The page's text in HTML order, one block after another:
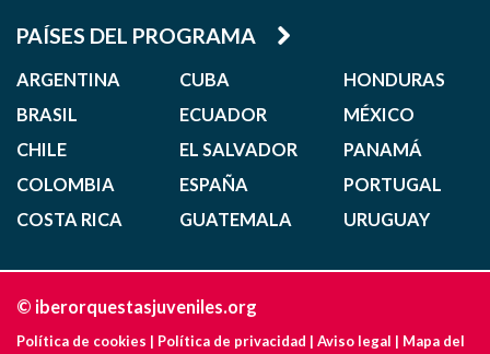
PAÍSES DEL PROGRAMA
ARGENTINA
BRASIL
CHILE
COLOMBIA
COSTA RICA
CUBA
ECUADOR
EL SALVADOR
ESPAÑA
GUATEMALA
HONDURAS
MÉXICO
PANAMÁ
PORTUGAL
URUGUAY
© iberorquestasjuveniles.org
Política de cookies | Política de privacidad | Aviso legal | Mapa del